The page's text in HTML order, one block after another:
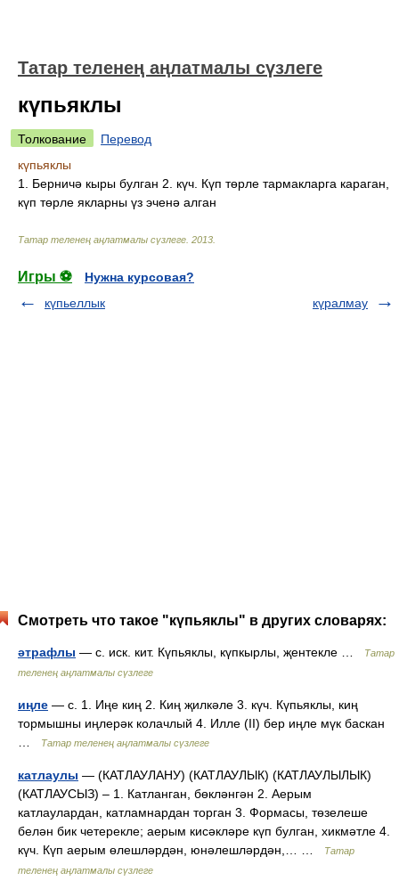
Татар теленең аңлатмалы сүзлеге
күпьяклы
Толкование
Перевод
күпьяклы
1. Берничә кыры булган 2. күч. Күп төрле тармакларга караган,
күп төрле якларны үз эченә алган
Татар теленең аңлатмалы сүзлеге 2013
Игры ⚽
Нужна курсовая?
күпьеллык
күралмау
Смотреть что такое "күпьяклы" в других словарях:
әтрафлы — с. иск. кит. Күпьяклы, күпкырлы, җентекле …
Татар
теленең аңлатмалы сүзлеге
иңле — с. 1. Иңе киң 2. Киң җилкәле 3. күч. Күпьяклы, киң
тормышны иңлерәк колачлый 4. Илле (II) бер иңле мүк баскан
Татар теленең аңлатмалы сүзлеге
катлаулы — (КАТЛАУЛАНУ) (КАТЛАУЛЫК) (КАТЛАУЛЫЛЫК)
(КАТЛАУСЫЗ) – 1. Катланган, бөкләнгән 2. Аерым
катлаулардан, катламнардан торган 3. Формасы, төзелеше
белән бик четерекле; аерым кисәкләре күп булган, хикмәтле 4.
күч. Күп аерым өлешләрдән, юнәлешләрдән,… …
Татар
теленең аңлатмалы сүзлеге